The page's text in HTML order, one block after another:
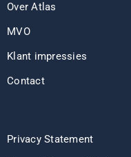
Over Atlas
MVO
Klant impressies
Contact
Privacy Statement